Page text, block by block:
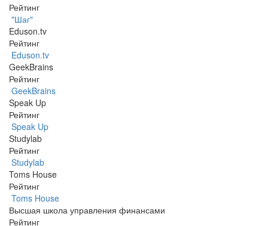
Рейтинг
"Шаг"
Eduson.tv
Рейтинг
Eduson.tv
GeekBrains
Рейтинг
GeekBrains
Speak Up
Рейтинг
Speak Up
Studylab
Рейтинг
Studylab
Toms House
Рейтинг
Toms House
Высшая школа управления финансами
Рейтинг